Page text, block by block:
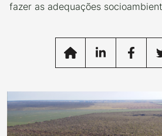
fazer as adequações